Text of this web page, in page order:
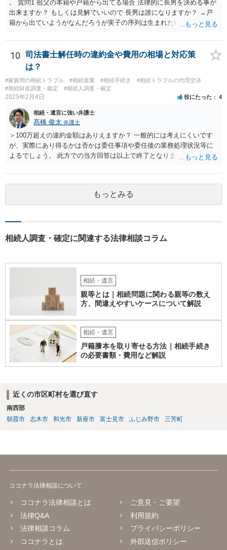
。 質問1 祖父の本籍や戸籍から出てる場合 法律的に長男を決める事が
出来ますか？ もしくは見解でいいので 長男は誰になりますか？ →戸
籍から出ていようがなんだろうが実子の序列は生まれた順ですから、
書が腹違いの長男に向けてある場合 書かれてる内容が最優先にされる
のですか？ →遺書というのが、法律上の遺言の形式を守っている限り
はそのとおりです。 質問3 父が腹違いの長男に法律的に優位になれそ
うな事はありますか？ →遺言が有効な場合、優位に立つことはできま
せんが、お祖父様が認知症であるなどの「遺言が作れないはずの事
情」があるならば①遺言無効確認の訴えを起こすのは一つの手です。
問4 相続トラブルの代理交渉は可能でしょうか。 →一般論としては可
能ですが、お伺いする内容ですとお祖父様が亡くなられた後に動くこ
とになるでしょう。
10
司法書士解任時の違約金や費用の相場と対応策
は？
#家族間の相続トラブル #相続放棄 #相続手続き
#相続トラブルの代理交渉
#相続財産調査・鑑定
#相続人調査・確定
2025年2月4日 役にたった 4
相続・遺言に強い弁護士
髙橋 俊太 弁護士
＞100万超えの違約金額はありえますか？ 一般的には考えにくいです
が、実際にあり得るかは否かは委任事項や委任後の業務処理状況等に
よるでしょう。 此方での当方回答は以上で終了となりますが、参考に
もっとみる
相続人調査・確定に関連する法律相談コラム
相続・遺言
親等とは｜相続問題に関わる親等の数え
方、間違えやすいケースについて解説
相続・遺言
戸籍謄本を取り寄せる方法｜相続手続き
の必要書類・費用など解説
近くの市区町村を選び直す
南西部
朝霞市
志木市 和光市 新座市 富士見市 ふじみ野市 三芳町
ココナラ法律相談について
ココナラ法律相談とは
法律Q&A
法律相談コラム
ココナラとは
ご意見・ご要望
利用規約
プライバシーポリシー
外部送信ポリシー